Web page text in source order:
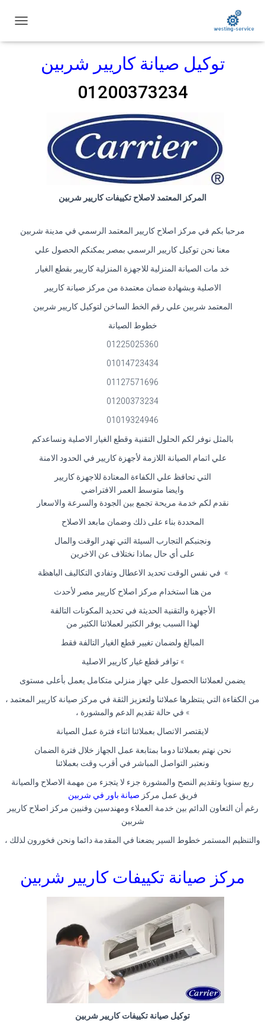
ب
توكيل صيانة كاريير شربين
01200373234
المركز المعتمد لاصلاح تكييفات كاريير شربين
مرحبا بكم في مركز اصلاح كاريير المعتمد الرسمي في مدينة شربين
معنا نحن توكيل كاريير الرسمي بمصر يمكنكم الحصول علي
خد مات الصيانة المنزلية للاجهزة المنزلية كاريير بقطع الغيار
الاصلية وبشهادة ضمان معتمدة من مركز صيانة كاريير
المعتمد شربين علي رقم الخط الساخن لتوكيل كاريير شربين
خطوط الصيانة
01225025360
01014723434
01127571696
01200373234
01019324946
بالمثل نوفر لكم الحلول التقنية وقطع الغيار الاصلية ونساعدكم
علي اتمام الصيانة اللازمة لأجهزة كاريير في الحدود الامنة
التي تحافظ علي الكفاءة المعتادة للاجهزة كاريير
وايضا متوسط العمر الافتراضي
نقدم لكم خدمة مريحة تجمع بين الجودة والسرعة والاسعار
المحددة بناء على ذلك وضمان مابعد الاصلاح
ونجنبكم التجارب السيئة التي تهدر الوقت والمال
على أي حال بماذا نختلاف عن الاخرين
» في نفس الوقت تحديد الاعطال وتفادي التكاليف الباهظة
من هنا استخدام مركز اصلاح كاريير مصر لأحدث
الأجهزة والتقنية الحديثة في تحديد المكونات التالفة
لهذا السبب يوفر الكثير لعملائنا الكثير من
المبالغ ولضمان تغيير قطع الغيار التالفة فقط
» توافر قطع غيار كاريير الاصلية
يضمن لعملائنا الحصول علي جهاز منزلي متكامل يعمل بأعلى مستوى
من الكفاءة التي ينتظرها عملائنا ولتعزيز الثقة في مركز صيانة كاريير المعتمد ،
» في حالة تقديم الدعم والمشورة ،
لايقتصر الاتصال بعملائنا اثناء فترة عمل الصيانة
نحن نهتم بعملائنا دوما بمتابعة عمل الجهاز خلال فترة الضمان
ونعتبر التواصل المباشر في أقرب وقت بعملائنا
ربع سنويا وتقديم النصح والمشورة جزء لا يتجزء من مهمة الاصلاح والصيانة
فريق عمل مركز صيانة باور في شربين
رغم أن التعاون الدائم بين خدمة العملاء ومهندسين وفنيين مركز اصلاح كاريير
شربين
والتنظيم المستمر خطوط السير يضعنا في المقدمة دائما ونحن فخورون لذلك ،
مركز صيانة تكييفات كاريير شربين
توكيل صيانة تكييفات كاريير شربين